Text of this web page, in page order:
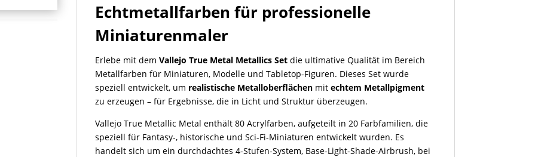
Echtmetallfarben für professionelle
Miniaturenmaler
Erlebe mit demVallejo True Metal Metallics Set die ultimative Qualität im Bereich
Metallfarben für Miniaturen, Modelle und Tabletop-Figuren. Dieses Set wurde
speziell entwickelt, um realistische Metalloberflächen mitechtem Metallpigment
zu erzeugen – für Ergebnisse, die in Licht und Struktur überzeugen.
Vallejo True Metallic Metal enthält 80 Acrylfarben, aufgeteilt in 20 Farbfamilien, die
speziell für Fantasy-, historische und Sci-Fi-Miniaturen entwickelt wurden. Es
handelt sich um ein durchdachtes 4-Stufen-System, Base-Light-Shade-Airbrush, bei